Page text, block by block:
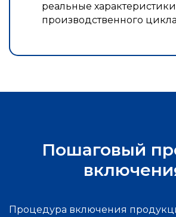
реальные характеристики
производственного
Пошаговый
Процедура включения